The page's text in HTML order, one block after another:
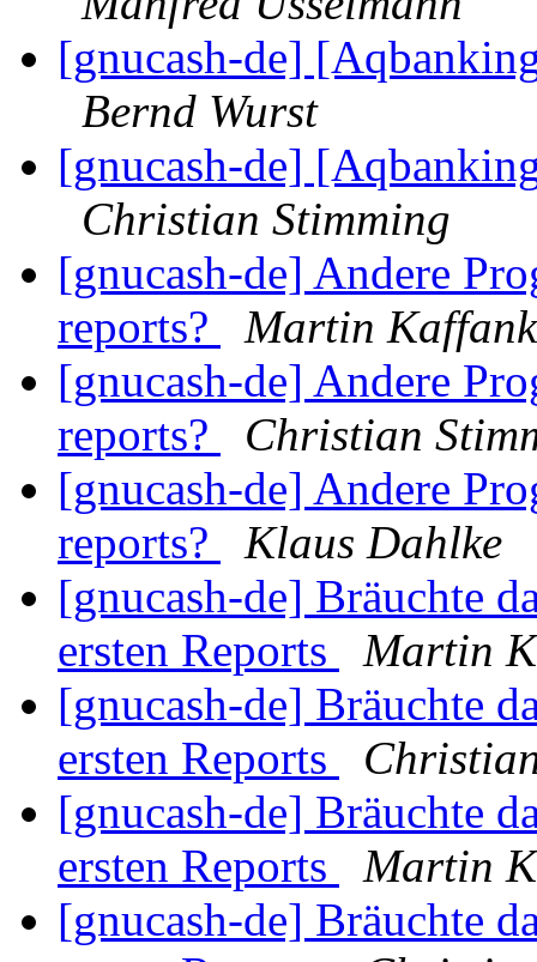
[gnucash-de]
Bernd Wurst
[gnucash-de]
Christian Stimming
[gnucash-de] Andere
reports?
Martin
[gnucash-de] Andere
reports?
Christian
[gnucash-de] Andere
reports?
Klaus Dahlke
[gnucash-de] Bräuchte
ersten Reports
Martin
[gnucash-de] Bräuchte
ersten Reports
[gnucash-de] Bräuchte
ersten Reports
Martin
[gnucash-de] Bräuchte